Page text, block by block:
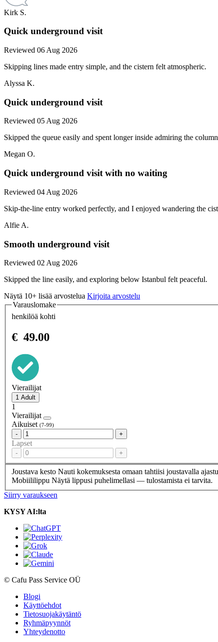
Kirk S.
Quick underground visit
Reviewed 06 Aug 2026
Skipping lines made entry simple, and the cistern felt atmospheric.
Alyssa K.
Quick underground visit
Reviewed 05 Aug 2026
Skipped the queue easily and spent longer inside admiring the
Megan O.
Quick underground visit with no waiting
Reviewed 04 Aug 2026
Skip-the-line entry worked perfectly, and I enjoyed wandering the
Alfie A.
Smooth underground visit
Reviewed 02 Aug 2026
Skipped the line easily, and exploring below Istanbul felt peaceful.
Näytä 10+ lisää arvostelua Kirjoita arvostelu
Varauslomake
henkilöä kohti
€ 49.00
Vierailijat
1
Vierailijat
Aikuiset (7-99)
- +
Lapset
- +
Joustava kesto Nauti kokemuksesta omaan tahtiisi joustavalla
Mobiililippu Näytä lippusi puhelimellasi — tulostamista ei tarvita.
Siirry varaukseen
KYSY AI:lta
© Cafu Pass Service OÜ
Blogi
Käyttöehdot
Tietosuojakäytäntö
Ryhmäpyynnöt
Yhteydenotto